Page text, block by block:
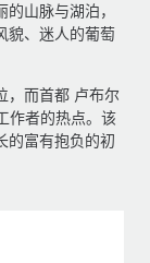
山脉与湖泊，
貌、迷人的葡萄
，而首都 卢布尔
作者的热点。该
的富有抱负的初